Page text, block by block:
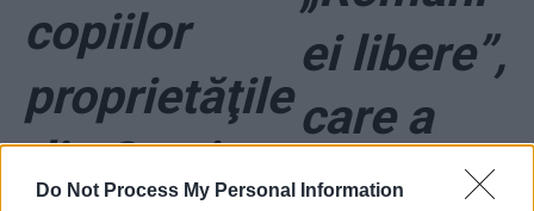
Do Not Process My Personal Information
copiilor
proprietăţile
din Scoţia.
ei libere”,
care a
făcut din